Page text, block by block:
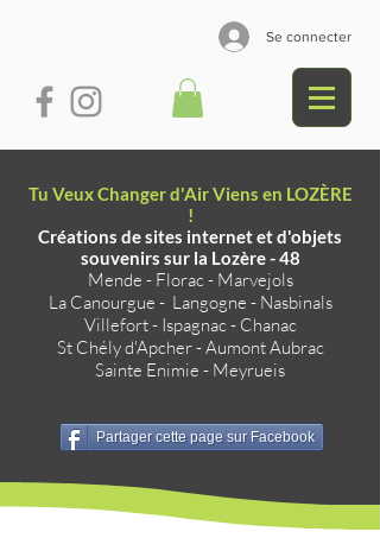
Se connecter
Tu Veux Changer d'Air Viens en LOZÈRE
!
Créations de sites internet et d'objets
souvenirs sur la Lozère - 48
Mende - Florac- Marvejols
La Canourgue - Langogne - Nasbinals
Villefort- Ispagnac- Chanac
St Chély d'Apcher-Aumont Aubrac
Sainte Enimie - Meyrueis
Partager cette page sur Facebook